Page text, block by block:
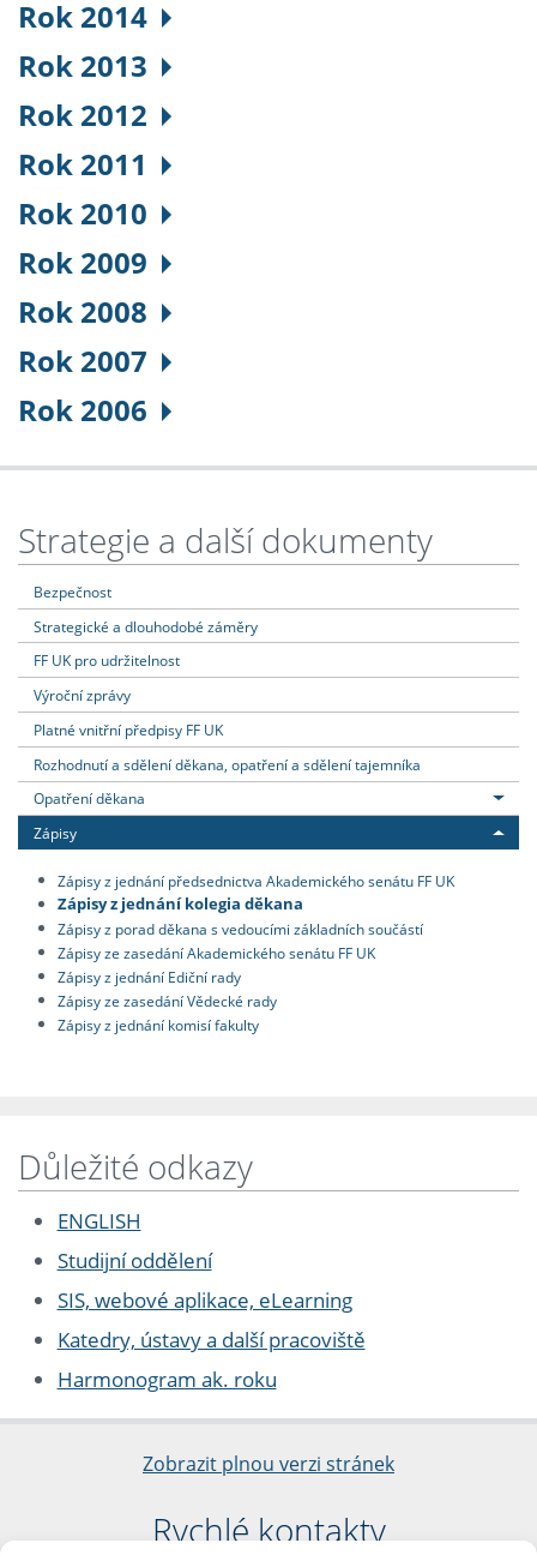
Rok 2014
Rok 2013
Rok 2012
Rok 2011
Rok 2010
Rok 2009
Rok 2008
Rok 2007
Rok 2006
Strategie a další dokumenty
Bezpečnost
Strategické a dlouhodobé záměry
FF UK pro udržitelnost
Výroční zprávy
Platné vnitřní předpisy FF UK
Rozhodnutí a sdělení děkana, opatření a sdělení tajemníka
Opatření děkana
Zápisy
Zápisy z jednání předsednictva Akademického senátu FF UK
Zápisy z jednání kolegia děkana
Zápisy z porad děkana s vedoucími základních součástí
Zápisy ze zasedání Akademického senátu FF UK
Zápisy z jednání Ediční rady
Zápisy ze zasedání Vědecké rady
Zápisy z jednání komisí fakulty
Důležité odkazy
ENGLISH
Studijní oddělení
SIS, webové aplikace, eLearning
Katedry, ústavy a další pracoviště
Harmonogram ak. roku
Zobrazit plnou verzi stránek
Rychlé kontakty